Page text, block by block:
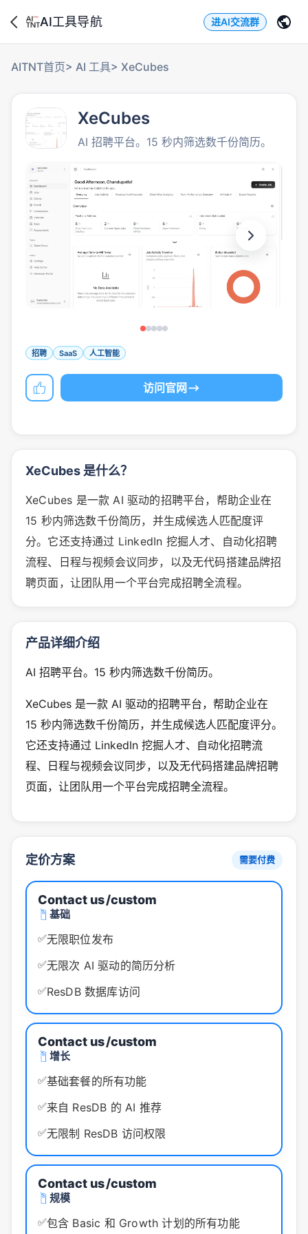
AI工具导航 进AI交流群
AITNT首页> AI 工具> XeCubes
XeCubes
AI 招聘平台。15 秒内筛选数千份简历。
招聘 SaaS 人工智能
访问官网
XeCubes 是什么？
XeCubes 是一款 AI 驱动的招聘平台，帮助企业在
15 秒内筛选数千份简历，并生成候选人匹配度评
分。它还支持通过 LinkedIn 挖掘人才、自动化招聘
流程、日程与视频会议同步，以及无代码搭建品牌招
聘页面，让团队用一个平台完成招聘全流程。
产品详细介绍
AI 招聘平台。15 秒内筛选数千份简历。
XeCubes 是一款 AI 驱动的招聘平台，帮助企业在
15 秒内筛选数千份简历，并生成候选人匹配度评分。
它还支持通过 LinkedIn 挖掘人才、自动化招聘流
程、日程与视频会议同步，以及无代码搭建品牌招聘
页面，让团队用一个平台完成招聘全流程。
定价方案 需要付费
Contact us/custom
基础
✅无限职位发布
✅无限次 AI 驱动的简历分析
✅ResDB 数据库访问
Contact us/custom
增长
✅基础套餐的所有功能
✅来自 ResDB 的 AI 推荐
✅无限制 ResDB 访问权限
Contact us/custom
规模
✅包含 Basic 和 Growth 计划的所有功能